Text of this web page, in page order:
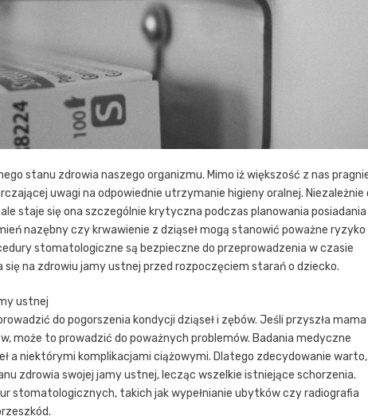
stanu zdrowia naszego organizmu. Mimo iż większość z nas
uwagi na odpowiednie utrzymanie higieny oralnej. Niezależnie
staje się ona szczególnie krytyczna podczas planowania posiadania
nazębny czy krwawienie z dziąseł mogą stanowić poważne ryzyko
stomatologiczne są bezpieczne do przeprowadzenia w czasie
na zdrowiu jamy ustnej przed rozpoczęciem starań o dziecko.
ustnej
do pogorszenia kondycji dziąseł i zębów. Jeśli przyszła mama
może to prowadzić do poważnych problemów. Badania medyczne
a niektórymi komplikacjami ciążowymi. Dlatego zdecydowanie warto,
zdrowia swojej jamy ustnej, lecząc wszelkie istniejące schorzenia.
stomatologicznych, takich jak wypełnianie ubytków czy radiografia